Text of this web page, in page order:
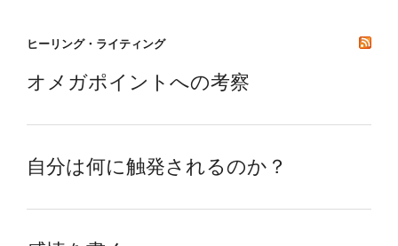
ヒーリング・ライティング
オメガポイントへの考察
自分は何に触発されるのか？